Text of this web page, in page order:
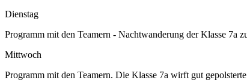
Dienstag
Programm mit den Teamern - Nachtwanderung der Klasse 7a
Mittwoch
Programm mit den Teamern. Die Klasse 7a wirft gut